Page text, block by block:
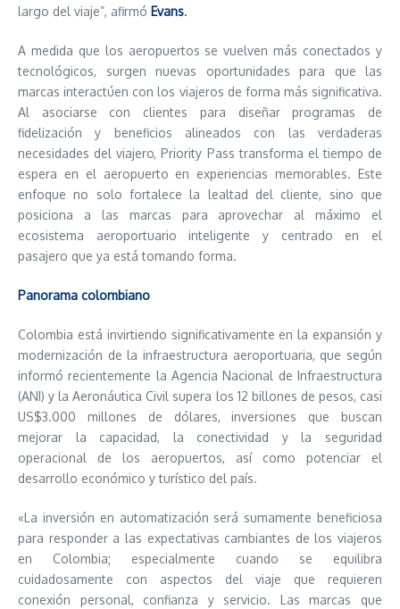
largo del viaje”, afirmó Evans.
A medida que los aeropuertos se vuelven más conectados y
tecnológicos, surgen nuevas oportunidades para que las
marcas interactúen con los viajeros de forma más significativa.
Al asociarse con clientes para diseñar programas de
fidelización y beneficios alineados con las verdaderas
necesidades del viajero, Priority Pass transforma el tiempo de
espera en el aeropuerto en experiencias memorables. Este
enfoque no solo fortalece la lealtad del cliente, sino que
posiciona a las marcas para aprovechar al máximo el
ecosistema aeroportuario inteligente y centrado en el
pasajero que ya está tomando forma.
Panorama colombiano
Colombia está invirtiendo significativamente en la expansión y
modernización de la infraestructura aeroportuaria, que según
informó recientemente la Agencia Nacional de Infraestructura
(ANI) y la Aeronáutica Civil supera los 12 billones de pesos, casi
US$3.000 millones de dólares, inversiones que buscan
mejorar la capacidad, la conectividad y la seguridad
operacional de los aeropuertos, así como potenciar el
desarrollo económico y turístico del país.
«La inversión en automatización será sumamente beneficiosa
para responder a las expectativas cambiantes de los viajeros
en Colombia; especialmente cuando se equilibra
cuidadosamente con aspectos del viaje que requieren
conexión personal, confianza y servicio. Las marcas que